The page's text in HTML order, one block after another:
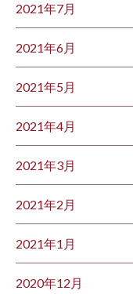
2021年7月
2021年6月
2021年5月
2021年4月
2021年3月
2021年2月
2021年1月
2020年12月